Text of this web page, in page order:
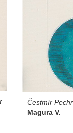
Čestmír Pechr
Magura V.